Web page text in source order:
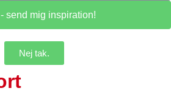
send mig inspiration!
Nej tak.